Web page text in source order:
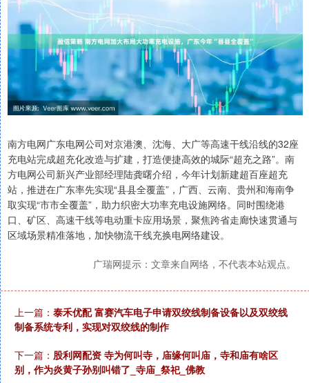
南方电网广东电网公司对京港澳、沈海、大广等高速干线沿线的32座
充电站完成超充化改造与扩建，打造便捷高效的城际“超充之路”。南
方电网公司新兴产业部经理陆龚曙介绍，今年计划新建超百座超充
站，推进在广东率先实现“县县全覆盖”，广西、云南、贵州和海南争
取实现“市市全覆盖”，助力织密大功率充电设施网络。同时围绕港
口、矿区、高速干线等电动重卡应用场景，聚焦跨省走廊快速贯通与
区域场景精准落地，加快物流干线充换电网络建设。
广瑞网提示：文章来自网络，不代表本站观点。
上一篇： 泰禾优配 富赛汽车电子申请双绞线制备设备以及双绞线
制备系统专利，实现对双绞线的制作
下一篇： 股利网配资 寺为何叫寺，庙缘何叫庙，寺和庙有啥区
别，作为炎黄子孙别叫错了_寺庙_祭祀_佛教